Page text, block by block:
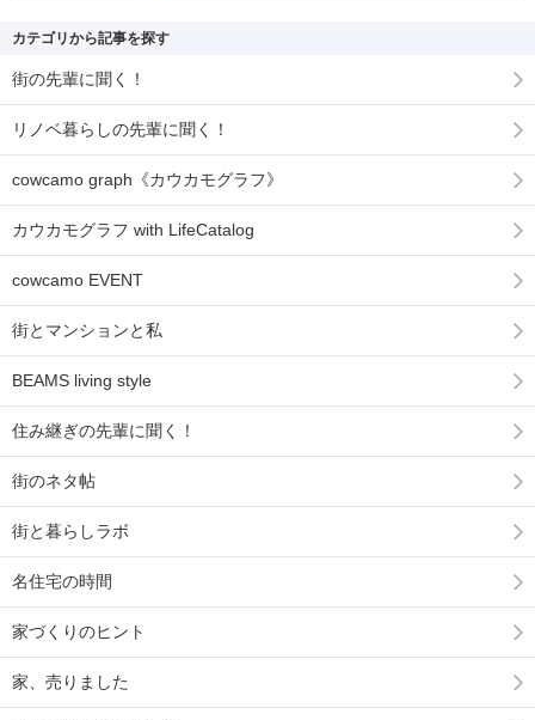
カテゴリから記事を探す
街の先輩に聞く！
リノベ暮らしの先輩に聞く！
cowcamo graph《カウカモグラフ》
カウカモグラフ with LifeCatalog
cowcamo EVENT
街とマンションと私
BEAMS living style
住み継ぎの先輩に聞く！
街のネタ帖
街と暮らしラボ
名住宅の時間
家づくりのヒント
家、売りました